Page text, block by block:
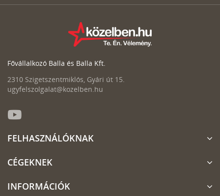
Fővállalkozó Balla és Balla Kft.
2310 Szigetszentmiklós, Gyári út 15.
ugyfelszolgalat@kozelben.hu
FELHASZNÁLÓKNAK
CÉGEKNEK
INFORMÁCIÓK